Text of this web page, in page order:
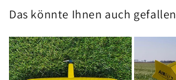
Das könnte Ihnen auch gefallen